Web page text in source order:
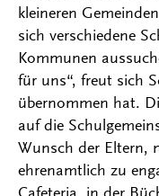
kleineren
sich verschiedene
Kommunen
für uns“, freut sich
übernommen hat.
auf die
Wunsch der Eltern,
ehrenamtlich zu
Cafeteria, in der